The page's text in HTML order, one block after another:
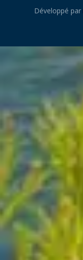
Développé par